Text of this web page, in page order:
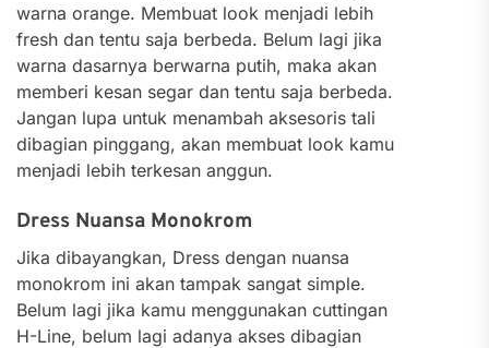
warna orange. Membuat look menjadi lebih
fresh dan tentu saja berbeda. Belum lagi jika
warna dasarnya berwarna putih, maka akan
memberi kesan segar dan tentu saja berbeda.
Jangan lupa untuk menambah aksesoris tali
dibagian pinggang, akan membuat look kamu
menjadi lebih terkesan anggun.
Dress Nuansa Monokrom
Jika dibayangkan, Dress dengan nuansa
monokrom ini akan tampak sangat simple.
Belum lagi jika kamu menggunakan cuttingan
H-Line, belum lagi adanya akses dibagian